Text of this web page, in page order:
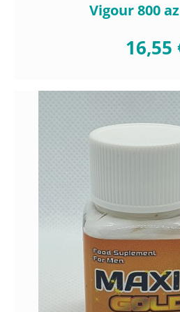
Vigour 800
16,55